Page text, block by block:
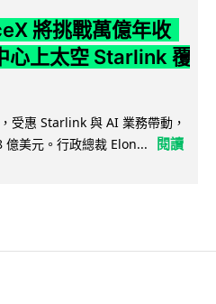
將挑戰萬億年收
心上太空 Starlink 覆
受惠 Starlink 與 AI 業務帶動，
億美元。行政總裁 Elon...
閱讀